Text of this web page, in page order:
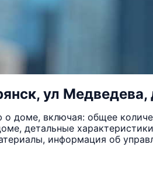
ул Медведева,
доме, включая: общее
детальные
информация об